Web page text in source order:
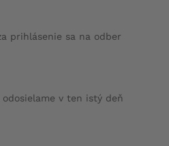
prihlásenie sa na odber
v ten istý deň